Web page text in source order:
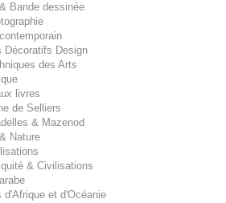
Bande dessinée
Décoratifs Design
des Arts
livres
de Selliers
& Mazenod
Nature
& Civilisations
d'Afrique et d'Océanie